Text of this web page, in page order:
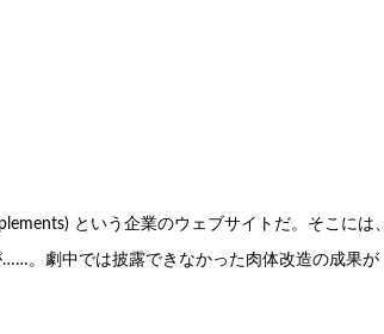
という企業のウェブサイトだ。そこには、
。劇中では披露できなかった肉体改造の成果が